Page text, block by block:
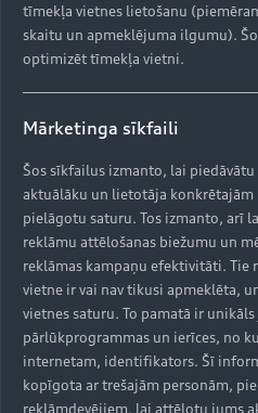
zemais smaguma centrs,
dinamisko vadību.
elektriskajos automobiļos
distanci līdz pat 30
sistēma ietver abus
elektrohidrauliski
sistēmu.
Samazināts uzlādes laiks
Audi e-tron GT
dažādos veidos:
Wireless Charging
tīmekļa vietnes lietošanu
skaitu un apmeklējuma ilgumu).
optimizēt tīmekļa vietni.
Mārketinga sīkfaili
Šos sīkfailus izmanto, lai
aktuālāku un lietotāja konkrētajām
pielāgotu saturu. Tos izmanto, arī
reklāmu attēlošanas biežumu un
reklāmas kampaņu efektivitāti. Tie
vietne ir vai nav tikusi apmeklēta,
vietnes saturu. To pamatā ir unikāls
pārlūkprogrammas un ierīces, no
internetam, identifikators. Šī
kopīgota ar trešajām personām,
reklāmdevējiem, lai attēlotu jums